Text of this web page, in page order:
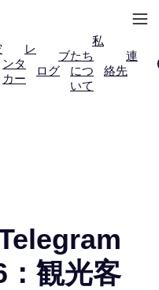
レ
ンタ
カー
ブ
ログ
私
たち
につ
いて
連
絡先
観光客